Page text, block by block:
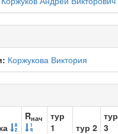
Коржукова Виктория
Rнач
тур
1
тур 2
тур
3